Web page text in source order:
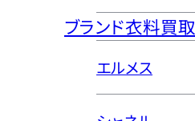
ブランド衣料買取
エルメス